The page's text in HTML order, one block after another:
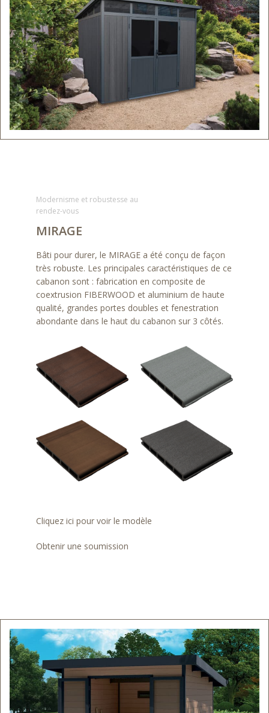
Modernisme et robustesse au
rendez-vous
MIRAGE
Bâti pour durer, le MIRAGE a été conçu de façon
très robuste. Les principales caractéristiques de ce
cabanon sont : fabrication en composite de
coextrusion FIBERWOOD et aluminium de haute
qualité, grandes portes doubles et fenestration
abondante dans le haut du cabanon sur 3 côtés.
Cliquez ici pour voir le modèle
Obtenir une soumission